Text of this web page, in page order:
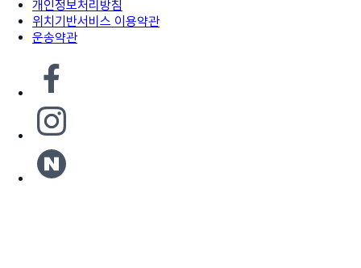
개인정보처리방침
위치기반서비스 이용약관
운송약관